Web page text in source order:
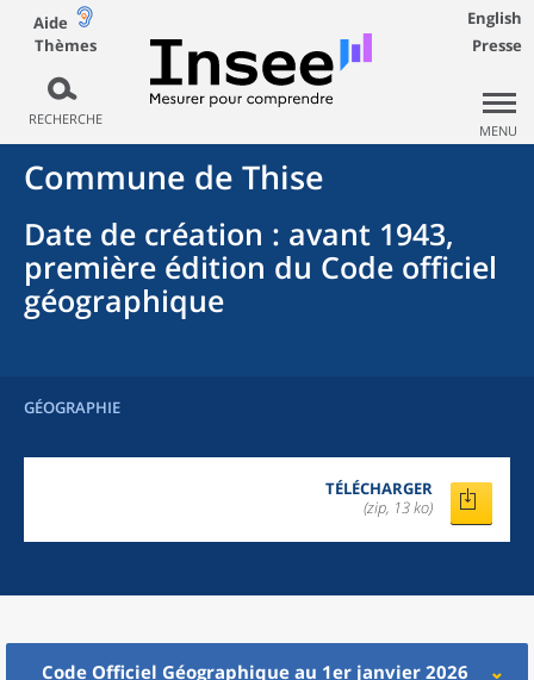
Aide
Thèmes
RECHERCHE
English
Presse
MENU
Commune de Thise
Date de création : avant 1943,
première édition du Code officiel
géographique
GÉOGRAPHIE
TÉLÉCHARGER
(zip, 13 ko)
Code Officiel Géographique au 1er janvier 2026